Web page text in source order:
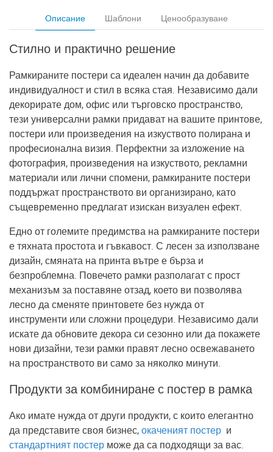
Описание Шаблони Ценообразуване
Стилно и практично решение
Рамкираните постери са идеален начин да добавите
индивидуалност и стил в всяка стая. Независимо дали
декорирате дом, офис или търговско пространство,
тези универсални рамки придават на вашите принтове,
постери или произведения на изкуството полирана и
професионална визия. Перфектни за изложение на
фотография, произведения на изкуството, рекламни
материали или лични спомени, рамкираните постери
поддържат пространството ви организирано, като
същевременно предлагат изискан визуален ефект.
Едно от големите предимства на рамкираните постери
е тяхната простота и гъвкавост. С лесен за използване
дизайн, смяната на принта вътре е бърза и
безпроблемна. Повечето рамки разполагат с прост
механизъм за поставяне отзад, което ви позволява
лесно да сменяте принтовете без нужда от
инструменти или сложни процедури. Независимо дали
искате да обновите декора си сезонно или да покажете
нови дизайни, тези рамки правят лесно освежаването
на пространството ви само за няколко минути.
Продукти за комбиниране с постер в рамка
Ако имате нужда от други продукти, с които елегантно
да представите своя бизнес, окаченият постер и
стандартният постер може да са подходящи за вас.